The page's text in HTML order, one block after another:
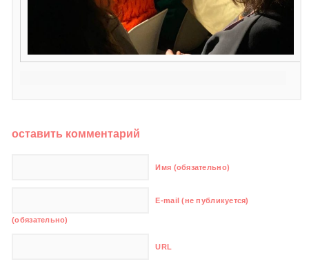
оставить комментарий
Имя (обязательно)
E-mail (не публикуется)
(обязательно)
URL